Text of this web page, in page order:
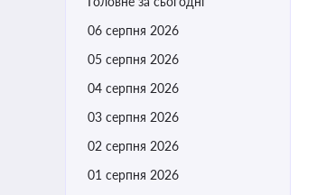
06 серпня 2026
05 серпня 2026
04 серпня 2026
03 серпня 2026
02 серпня 2026
01 серпня 2026